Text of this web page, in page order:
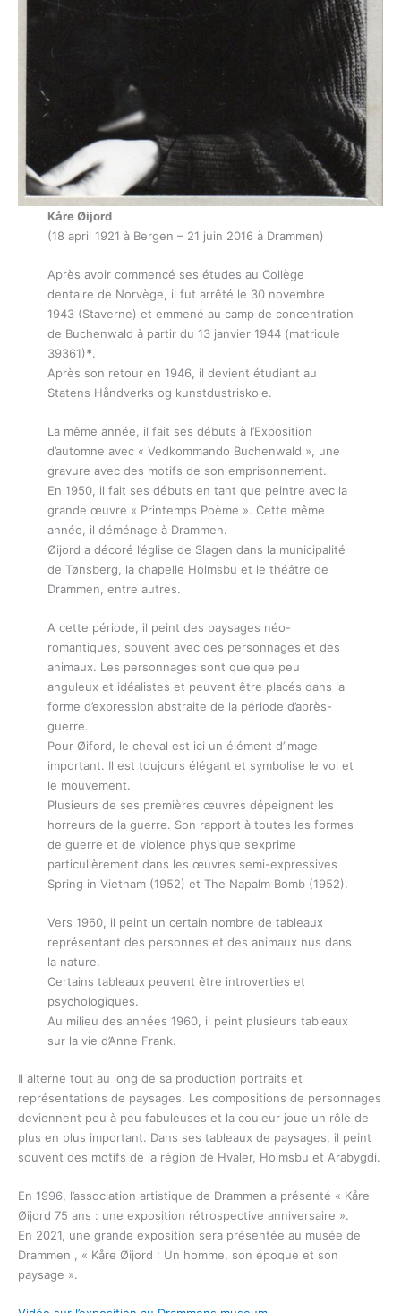
Kåre Øijord
(18 april 1921 à Bergen – 21 juin 2016 à Drammen)
Après avoir commencé ses études au Collège
dentaire de Norvège, il fut arrêté le 30 novembre
1943 (Staverne) et emmené au camp de concentration
de Buchenwald à partir du 13 janvier 1944 (matricule
39361)*.
Après son retour en 1946, il devient étudiant au
Statens Håndverks og kunstdustriskole.
La même année, il fait ses débuts à l’Exposition
d’automne avec « Vedkommando Buchenwald », une
gravure avec des motifs de son emprisonnement.
En 1950, il fait ses débuts en tant que peintre avec la
grande œuvre « Printemps Poème ». Cette même
année, il déménage à Drammen.
Øijord a décoré l’église de Slagen dans la municipalité
de Tønsberg, la chapelle Holmsbu et le théâtre de
Drammen, entre autres.
A cette période, il peint des paysages néo-
romantiques, souvent avec des personnages et des
animaux. Les personnages sont quelque peu
anguleux et idéalistes et peuvent être placés dans la
forme d’expression abstraite de la période d’après-
guerre.
Pour Øiford, le cheval est ici un élément d’image
important. Il est toujours élégant et symbolise le vol et
le mouvement.
Plusieurs de ses premières œuvres dépeignent les
horreurs de la guerre. Son rapport à toutes les formes
de guerre et de violence physique s’exprime
particulièrement dans les œuvres semi-expressives
Spring in Vietnam (1952) et The Napalm Bomb (1952).
Vers 1960, il peint un certain nombre de tableaux
représentant des personnes et des animaux nus dans
la nature.
Certains tableaux peuvent être introverties et
psychologiques.
Au milieu des années 1960, il peint plusieurs tableaux
sur la vie d’Anne Frank.
Il alterne tout au long de sa production portraits et
représentations de paysages. Les compositions de personnages
deviennent peu à peu fabuleuses et la couleur joue un rôle de
plus en plus important. Dans ses tableaux de paysages, il peint
souvent des motifs de la région de Hvaler, Holmsbu et Arabygdi.
En 1996, l’association artistique de Drammen a présenté « Kåre
Øijord 75 ans : une exposition rétrospective anniversaire ».
En 2021, une grande exposition sera présentée au musée de
Drammen , « Kåre Øijord : Un homme, son époque et son
paysage ».